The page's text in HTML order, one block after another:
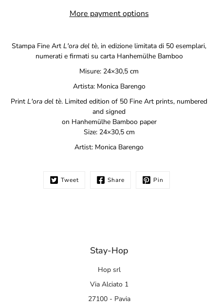
More payment options
Notify
available:
Stampa Fine Art L'ora del tè, in edizione limitata di 50 esemplari,
numerati e firmati su carta Hanhemülhe Bamboo
Misure: 24×30,5 cm
Artista: Monica Barengo
Print L'ora del tè. Limited edition of 50 Fine Art prints, numbered
and signed
on Hanhemülhe Bamboo paper
Size: 24×30,5 cm
Artist: Monica Barengo
Tweet Share Pin
Stay-Hop
Hop srl
Via Alciato 1
27100 - Pavia